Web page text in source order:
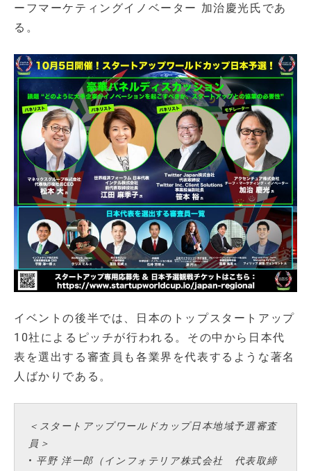
ーフマーケティングイノベーター 加治慶光氏であ
る。
イベントの後半では、日本のトップスタートアップ
10社によるピッチが行われる。その中から日本代
表を選出する審査員も各業界を代表するような著名
人ばかりである。
＜スタートアップワールドカップ日本地域予選審査
員＞
• 平野 洋一郎（インフォテリア株式会社 代表取締